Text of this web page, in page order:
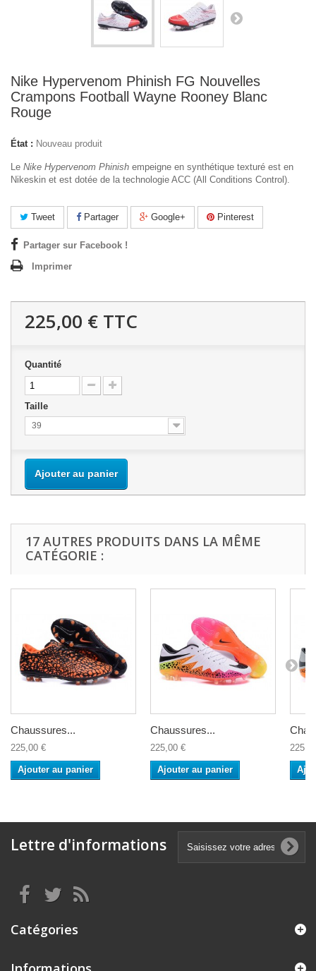
Nike Hypervenom Phinish FG Nouvelles
Crampons Football Wayne Rooney Blanc
Rouge
État : Nouveau produit
Le Nike Hypervenom Phinish empeigne en synthétique texturé est en
Nikeskin et est dotée de la technologie ACC (All Conditions Control).
Tweet Partager Google+ Pinterest
Partager sur Facebook !
Imprimer
225,00 € TTC
Quantité
Taille
39
Ajouter au panier
17 AUTRES PRODUITS DANS LA MÊME
CATÉGORIE :
Chaussures...
225,00 €
Ajouter au panier
Chaussures...
225,00 €
Ajouter au panier
Lettre d'informations
Catégories